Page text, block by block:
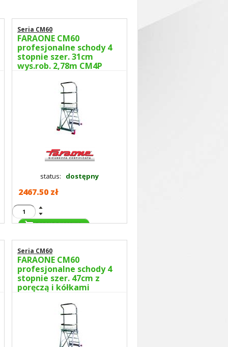
Seria CM60
FARAONE CM60
profesjonalne schody 4
stopnie szer. 31cm
wys.rob. 2,78m CM4P
status: dostępny
2467.50 zł
Seria CM60
FARAONE CM60
profesjonalne schody 4
stopnie szer. 47cm z
poręczą i kółkami